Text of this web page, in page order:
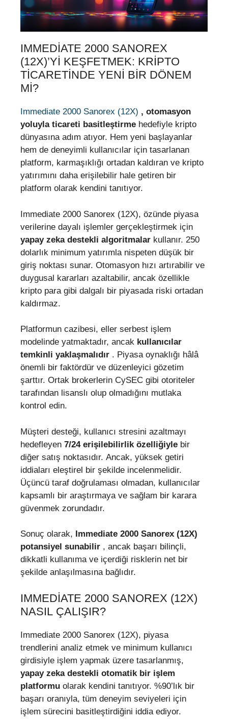
IMMEDIATE 2000 SANOREX
(12X)’YI KEŞFETMEK: KRIPTO
TICARETINDE YENI BIR DÖNEM
MI?
Immediate 2000 Sanorex (12X) , otomasyon
yoluyla ticareti basitleştirme hedefiyle kripto
dünyasına adım atıyor. Hem yeni başlayanlar
hem de deneyimli kullanıcılar için tasarlanan
platform, karmaşıklığı ortadan kaldıran ve kripto
yatırımını daha erişilebilir hale getiren bir
platform olarak kendini tanıtıyor.
Immediate 2000 Sanorex (12X), özünde piyasa
verilerine dayalı işlemler gerçekleştirmek için
yapay zeka destekli algoritmalar kullanır. 250
dolarlık minimum yatırımla nispeten düşük bir
giriş noktası sunar. Otomasyon hızı artırabilir ve
duygusal kararları azaltabilir, ancak özellikle
kripto para gibi dalgalı bir piyasada riski ortadan
kaldırmaz.
Platformun cazibesi, eller serbest işlem
modelinde yatmaktadır, ancak kullanıcılar
temkinli yaklaşmalıdır . Piyasa oynaklığı hâlâ
önemli bir faktördür ve düzenleyici gözetim
şarttır. Ortak brokerlerin CySEC gibi otoriteler
tarafından lisanslı olup olmadığını mutlaka
kontrol edin.
Müşteri desteği, kullanıcı stresini azaltmayı
hedefleyen 7/24 erişilebilirlik özelliğiyle bir
diğer satış noktasıdır. Ancak, yüksek getiri
iddiaları eleştirel bir şekilde incelenmelidir.
Üçüncü taraf doğrulaması olmadan, kullanıcılar
kapsamlı bir araştırmaya ve sağlam bir karara
güvenmek zorundadır.
Sonuç olarak,
Immediate 2000 Sanorex (12X)
potansiyel sunabilir , ancak başarı bilinçli,
dikkatli kullanıma ve içerdiği risklerin net bir
şekilde anlaşılmasına bağlıdır.
IMMEDIATE 2000 SANOREX (12X)
NASIL ÇALIŞIR?
Immediate 2000 Sanorex (12X), piyasa
trendlerini analiz etmek ve minimum kullanıcı
girdisiyle işlem yapmak üzere tasarlanmış,
yapay zeka destekli otomatik bir işlem
platformu olarak kendini tanıtıyor. %90’lık bir
başarı oranıyla, tüm deneyim seviyeleri için
işlem sürecini basitleştirdiğini iddia ediyor.